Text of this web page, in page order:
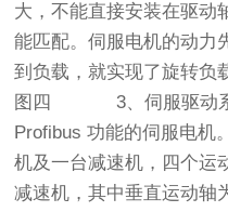
大，不能直接安装在驱动
能匹配。伺服电机的动力
到负载，就实现了旋转
图四 3、伺服驱动系
Profibus 功能的伺服电机
机及一台减速机，四个运
减速机，其中垂直运动轴